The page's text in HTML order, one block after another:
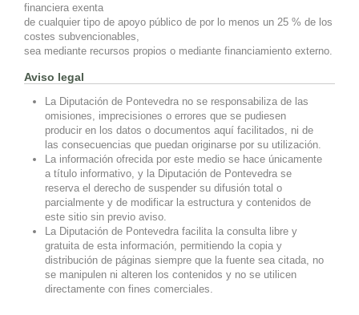
financiera exenta
de cualquier tipo de apoyo público de por lo menos un 25 % de los
costes subvencionables,
sea mediante recursos propios o mediante financiamiento externo.
Aviso legal
La Diputación de Pontevedra no se responsabiliza de las
omisiones, imprecisiones o errores que se pudiesen
producir en los datos o documentos aquí facilitados, ni de
las consecuencias que puedan originarse por su utilización.
La información ofrecida por este medio se hace únicamente
a título informativo, y la Diputación de Pontevedra se
reserva el derecho de suspender su difusión total o
parcialmente y de modificar la estructura y contenidos de
este sitio sin previo aviso.
La Diputación de Pontevedra facilita la consulta libre y
gratuita de esta información, permitiendo la copia y
distribución de páginas siempre que la fuente sea citada, no
se manipulen ni alteren los contenidos y no se utilicen
directamente con fines comerciales.